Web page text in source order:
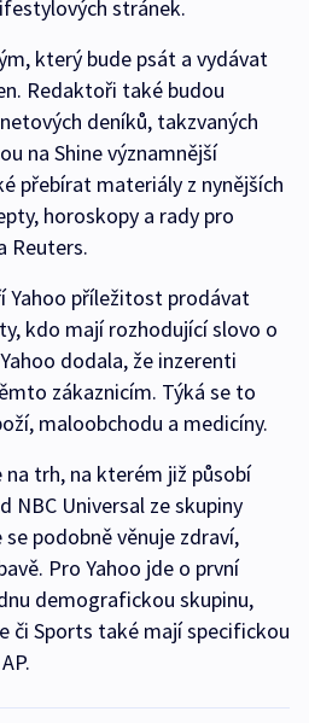
stránek.
který bude psát a vydávat
Redaktoři také budou
deníků, takzvaných
na Shine významnější
přebírat materiály z nynějších
horoskopy a rady pro
Reuters.
Yahoo příležitost prodávat
kdo mají rozhodující slovo o
dodala, že inzerenti
zákaznicím. Týká se to
maloobchodu a medicíny.
na trh, na kterém již působí
NBC Universal ze skupiny
podobně věnuje zdraví,
Pro Yahoo jde o první
demografickou skupinu,
či Sports také mají specifickou